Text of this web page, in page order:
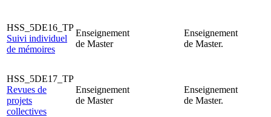
HSS_5DE16_TP
Suivi individuel
de mémoires
Enseignement
de Master
Enseignement
de Master.
HSS_5DE17_TP
Revues de
projets
collectives
Enseignement
de Master
Enseignement
de Master.